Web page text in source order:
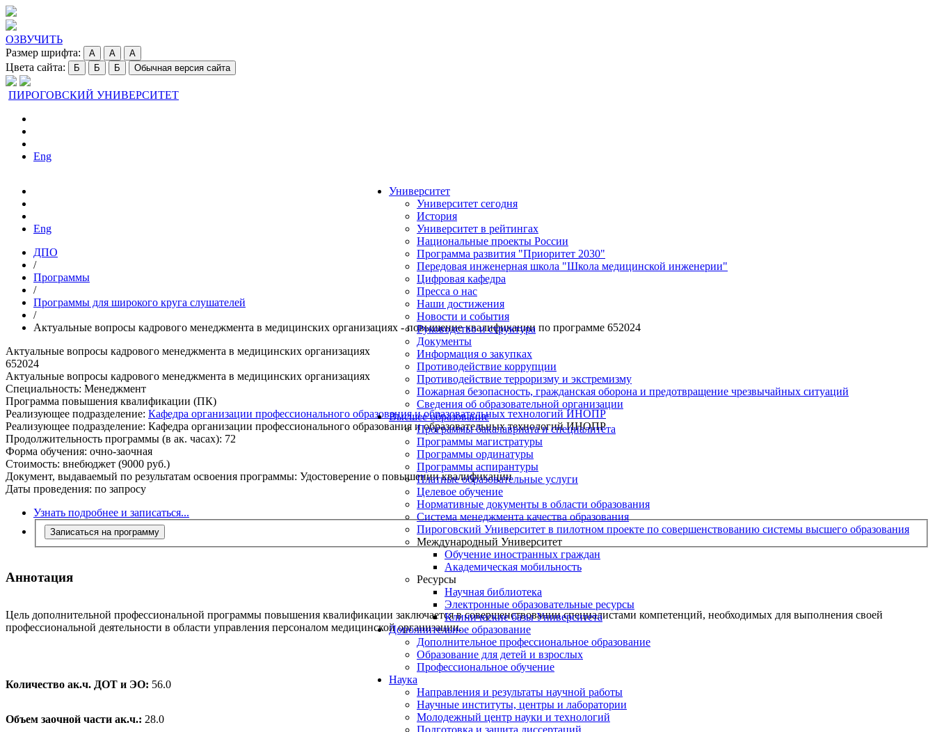
ОЗВУЧИТЬ
Размер шрифта:
A A A
Цвета сайта: Б Б Б Обычная версия сайта
ПИРОГОВСКИЙ УНИВЕРСИТЕТ
Eng
Университет
Университет сегодня
История
Университет в рейтингах
Национальные проекты России
Программа развития "Приоритет 2030"
Передовая инженерная школа "Школа медицинской инженерии"
Цифровая кафедра
Пресса о нас
Наши достижения
Новости и события
Руководство и структура
Документы
Информация о закупках
Противодействие коррупции
Противодействие терроризму и экстремизму
Пожарная безопасность, гражданская оборона и предотвращение чрезвычайных ситуаций
Сведения об образовательной организации
Высшее образование
Программы бакалавриата и специалитета
Программы магистратуры
Программы ординатуры
Программы аспирантуры
Платные образовательные услуги
Целевое обучение
Нормативные документы в области образования
Система менеджмента качества образования
Пироговский Университет в пилотном проекте по совершенствованию системы высшего образования
Международный Университет
Обучение иностранных граждан
Академическая мобильность
Ресурсы
Научная библиотека
Электронные образовательные ресурсы
Клинические базы Университета
Дополнительное образование
Дополнительное профессиональное образование
Образование для детей и взрослых
Профессиональное обучение
Наука
Направления и результаты научной работы
Научные институты, центры и лаборатории
Молодежный центр науки и технологий
Подготовка и защита диссертаций
Eng
ДПО
/
Программы
/
Программы для широкого круга слушателей
/
Актуальные вопросы кадрового менеджмента в медицинских организациях - повышение квалификации по программе 652024
Актуальные вопросы кадрового менеджмента в медицинских организациях
652024
Актуальные вопросы кадрового менеджмента в медицинских организациях
Специальность: Менеджмент
Программа повышения квалификации (ПК)
Реализующее подразделение: Кафедра организации профессионального образования и образовательных технологий ИНОПР
Реализующее подразделение: Кафедра организации профессионального образования и образовательных технологий ИНОПР
Продолжительность программы (в ак. часах): 72
Форма обучения: очно-заочная
Стоимость: внебюджет (9000 руб.)
Документ, выдаваемый по результатам освоения программы: Удостоверение о повышении квалификации
Даты проведения: по запросу
Узнать подробнее и записаться...
Записаться на программу
Аннотация
Цель дополнительной профессиональной программы повышения квалификации заключается в совершенствовании специалистами компетенций, необходимых для выполнения своей
профессиональной деятельности в области управления персоналом медицинской организации.
Количество ак.ч. ДОТ и ЭО: 56.0
Объем заочной части ак.ч.: 28.0